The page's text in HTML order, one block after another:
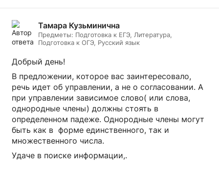
Тамара Кузьминична
Предметы: Подготовка к ЕГЭ, Литература,
Подготовка к ОГЭ, Русский язык
Добрый день!
В предложении, которое вас заинтересовало,
речь идет об управлении, а не о согласовании. А
при управлении зависимое слово( или слова,
однородные члены) должны стоять в
определенном падеже. Однородные члены могут
быть как в форме единственного, так и
множественного числа.
Удаче в поиске информации,.